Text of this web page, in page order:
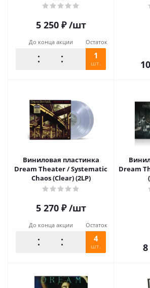
5 250₽ /шт
До конца акции Остаток
1
шт.
Виниловая пластинка
Dream Theater / Systematic
Chaos (Clear) (2LP)
5 270₽ /шт
До конца акции Остаток
4
шт.
Dream